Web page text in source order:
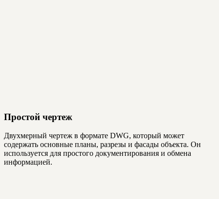
Простой чертеж
Двухмерный чертеж в формате DWG, который может
содержать основные планы, разрезы и фасады объекта. Он
используется для простого документирования и обмена
информацией.